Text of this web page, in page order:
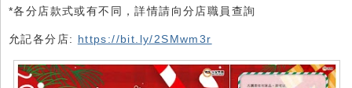
*各分店款式或有不同，詳情請向分店職員查詢
允記各分店: https://bit.ly/2SMwm3r